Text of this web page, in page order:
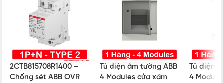
2CTB815708R1400 –
Chống sét ABB OVR
Tủ điện âm tường ABB
4 Modules cửa xám
Tủ điện
4